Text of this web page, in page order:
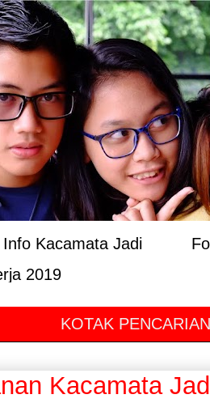
Info Kacamata Jadi
2019
KOTAK
Kacamata